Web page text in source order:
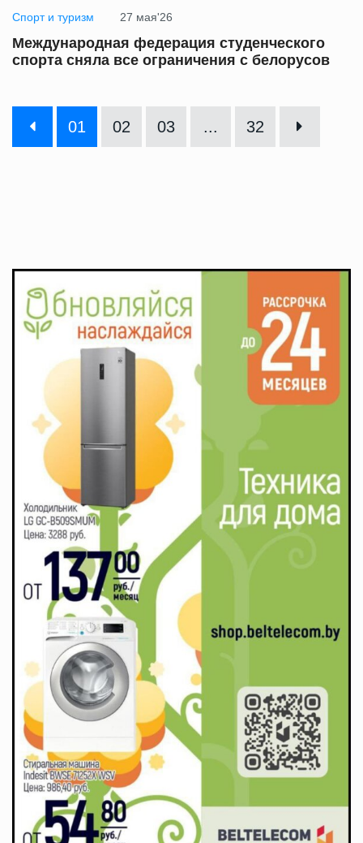
Спорт и туризм 27 мая'26
Международная федерация студенческого
спорта сняла все ограничения с белорусов
01 02 03 ... 32